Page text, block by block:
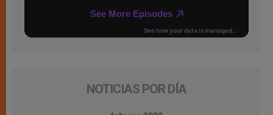
NOTICIAS POR DÍA